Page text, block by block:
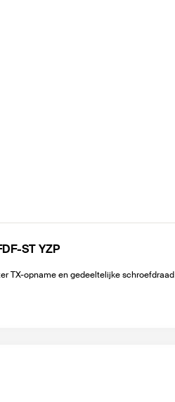
ST YZP
TX-opname en gedeeltelijke schroefdraad